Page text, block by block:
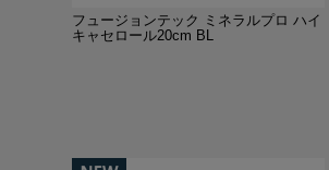
フュージョンテック ミネラルプロ ハイ
キャセロール20cm BL